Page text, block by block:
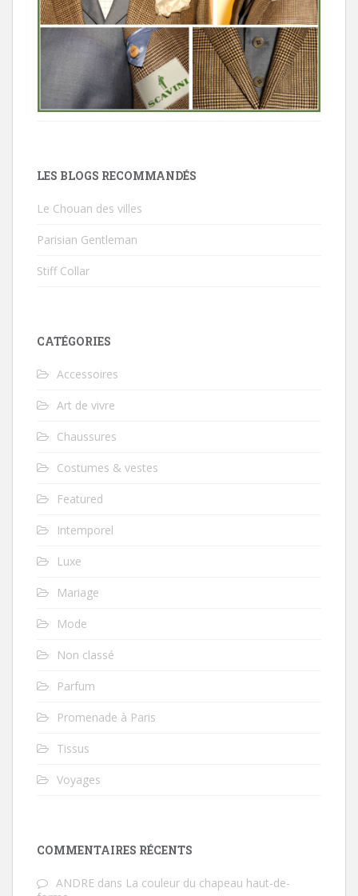
LES BLOGS RECOMMANDÉS
Le Chouan des villes
Parisian Gentleman
Stiff Collar
CATÉGORIES
Accessoires
Art de vivre
Chaussures
Costumes & vestes
Featured
Intemporel
Luxe
Mariage
Mode
Non classé
Parfum
Promenade à Paris
Tissus
Voyages
COMMENTAIRES RÉCENTS
ANDRE dans La couleur du chapeau haut-de-